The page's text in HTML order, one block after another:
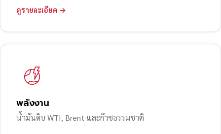
ดูรายละเอียด →
พลังงาน
น้ำมันดิบ WTI, Brent และก๊าซธรรมชาติ